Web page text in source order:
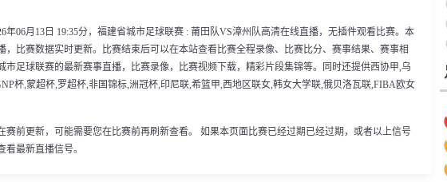
年06月13日 19:35分，福建省城市足球联赛 : 莆田队VS漳州队高清在线直播，无插件观看比赛。本
，比赛数据实时更新。比赛结束后可以在本站查看比赛全程录像、比赛比分、赛事结果、赛事相
市足球联赛的最新赛事直播，比赛录像，比赛视频下载，精彩片段集锦等。同时还提供西协甲,乌
杯,蒙超杯,罗超杯,非国锦标,洲冠杯,印尼联,希篮甲,西地区联女,韩女大学联,俄贝洛瓦联,FIBA欧女
赛前更新，可能需要您在比赛前再刷新查看。 如果本页面比赛已经过期已经过期，或者以上信号
最新直播信号。